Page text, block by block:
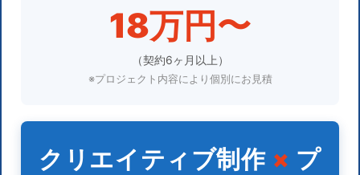
18万円〜
（契約6ヶ月以上）
※プロジェクト内容により個別にお見積
クリエイティブ制作 × プ